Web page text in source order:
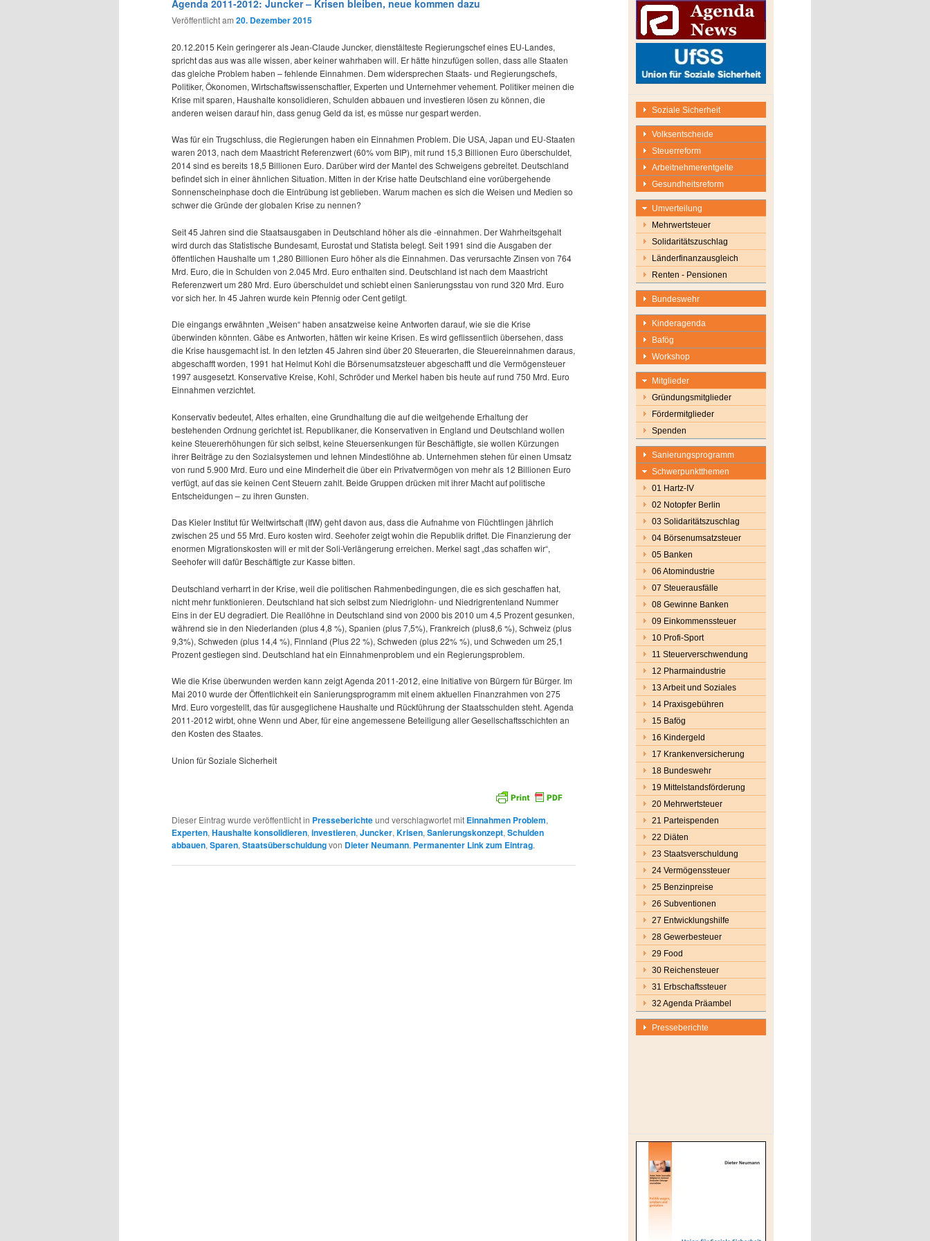
Agenda 2011-2012: Juncker – Krisen bleiben, neue kommen dazu
Veröffentlicht am 20. Dezember 2015
20.12.2015 Kein geringerer als Jean-Claude Juncker, dienstälteste Regierungschef eines EU-Landes,
spricht das aus was alle wissen, aber keiner wahrhaben will. Er hätte hinzufügen sollen, dass alle Staaten
das gleiche Problem haben – fehlende Einnahmen. Dem widersprechen Staats- und Regierungschefs,
Politiker, Ökonomen, Wirtschaftswissenschaftler, Experten und Unternehmer vehement. Politiker meinen die
Krise mit sparen, Haushalte konsolidieren, Schulden abbauen und investieren lösen zu können, die
anderen weisen darauf hin, dass genug Geld da ist, es müsse nur gespart werden.
Was für ein Trugschluss, die Regierungen haben ein Einnahmen Problem. Die USA, Japan und EU-Staaten
waren 2013, nach dem Maastricht Referenzwert (60% vom BIP), mit rund 15,3 Billionen Euro überschuldet,
2014 sind es bereits 18,5 Billionen Euro. Darüber wird der Mantel des Schweigens gebreitet. Deutschland
befindet sich in einer ähnlichen Situation. Mitten in der Krise hatte Deutschland eine vorübergehende
Sonnenscheinphase doch die Eintrübung ist geblieben. Warum machen es sich die Weisen und Medien so
schwer die Gründe der globalen Krise zu nennen?
Seit 45 Jahren sind die Staatsausgaben in Deutschland höher als die -einnahmen. Der Wahrheitsgehalt
wird durch das Statistische Bundesamt, Eurostat und Statista belegt. Seit 1991 sind die Ausgaben der
öffentlichen Haushalte um 1,280 Billionen Euro höher als die Einnahmen. Das verursachte Zinsen von 764
Mrd. Euro, die in Schulden von 2.045 Mrd. Euro enthalten sind. Deutschland ist nach dem Maastricht
Referenzwert um 280 Mrd. Euro überschuldet und schiebt einen Sanierungsstau von rund 320 Mrd. Euro
vor sich her. In 45 Jahren wurde kein Pfennig oder Cent getilgt.
Die eingangs erwähnten „Weisen“ haben ansatzweise keine Antworten darauf, wie sie die Krise
überwinden könnten. Gäbe es Antworten, hätten wir keine Krisen. Es wird geflissentlich übersehen, dass
die Krise hausgemacht ist. In den letzten 45 Jahren sind über 20 Steuerarten, die Steuereinnahmen daraus,
abgeschafft worden, 1991 hat Helmut Kohl die Börsenumsatzsteuer abgeschafft und die Vermögensteuer
1997 ausgesetzt. Konservative Kreise, Kohl, Schröder und Merkel haben bis heute auf rund 750 Mrd. Euro
Einnahmen verzichtet.
Konservativ bedeutet, Altes erhalten, eine Grundhaltung die auf die weitgehende Erhaltung der
bestehenden Ordnung gerichtet ist. Republikaner, die Konservativen in England und Deutschland wollen
keine Steuererhöhungen für sich selbst, keine Steuersenkungen für Beschäftigte, sie wollen Kürzungen
ihrer Beiträge zu den Sozialsystemen und lehnen Mindestlöhne ab. Unternehmen stehen für einen Umsatz
von rund 5.900 Mrd. Euro und eine Minderheit die über ein Privatvermögen von mehr als 12 Billionen Euro
verfügt, auf das sie keinen Cent Steuern zahlt. Beide Gruppen drücken mit ihrer Macht auf politische
Entscheidungen – zu ihren Gunsten.
Das Kieler Institut für Weltwirtschaft (IfW) geht davon aus, dass die Aufnahme von Flüchtlingen jährlich
zwischen 25 und 55 Mrd. Euro kosten wird. Seehofer zeigt wohin die Republik driftet. Die Finanzierung der
enormen Migrationskosten will er mit der Soli-Verlängerung erreichen. Merkel sagt „das schaffen wir“,
Seehofer will dafür Beschäftigte zur Kasse bitten.
Deutschland verharrt in der Krise, weil die politischen Rahmenbedingungen, die es sich geschaffen hat,
nicht mehr funktionieren. Deutschland hat sich selbst zum Niedriglohn- und Niedrigrentenland Nummer
Eins in der EU degradiert. Die Reallöhne in Deutschland sind von 2000 bis 2010 um 4,5 Prozent gesunken,
während sie in den Niederlanden (plus 4,8 %), Spanien (plus 7,5%), Frankreich (plus8,6 %), Schweiz (plus
9,3%), Schweden (plus 14,4 %), Finnland (Plus 22 %), Schweden (plus 22% %), und Schweden um 25,1
Prozent gestiegen sind. Deutschland hat ein Einnahmenproblem und ein Regierungsproblem.
Wie die Krise überwunden werden kann zeigt Agenda 2011-2012, eine Initiative von Bürgern für Bürger. Im
Mai 2010 wurde der Öffentlichkeit ein Sanierungsprogramm mit einem aktuellen Finanzrahmen von 275
Mrd. Euro vorgestellt, das für ausgeglichene Haushalte und Rückführung der Staatsschulden steht. Agenda
2011-2012 wirbt, ohne Wenn und Aber, für eine angemessene Beteiligung aller Gesellschaftsschichten an
den Kosten des Staates.
Union für Soziale Sicherheit
Dieser Eintrag wurde veröffentlicht in Presseberichteund verschlagwortet mit Einnahmen Problem,
Experten,Haushalte konsolidieren,investieren,Juncker,Krisen,Sanierungskonzept,Schulden
abbauen,Sparen,Staatsüberschuldungvon Dieter Neumann. Permanenter Link zum Eintrag.
Soziale Sicherheit
Volksentscheide
Steuerreform
Arbeitnehmerentgelte
Gesundheitsreform
Umverteilung
Mehrwertsteuer
Solidaritätszuschlag
Länderfinanzausgleich
Renten - Pensionen
Bundeswehr
Kinderagenda
Bafög
Workshop
Mitglieder
Gründungsmitglieder
Fördermitglieder
Spenden
Sanierungsprogramm
Schwerpunktthemen
01 Hartz-IV
02 Notopfer Berlin
03 Solidaritätszuschlag
04 Börsenumsatzsteuer
05 Banken
06 Atomindustrie
07 Steuerausfälle
08 Gewinne Banken
09 Einkommenssteuer
10 Profi-Sport
11 Steuerverschwendung
12 Pharmaindustrie
13 Arbeit und Soziales
14 Praxisgebühren
15 Bafög
16 Kindergeld
17 Krankenversicherung
18 Bundeswehr
19 Mittelstandsförderung
20 Mehrwertsteuer
21 Parteispenden
22 Diäten
23 Staatsverschuldung
24 Vermögenssteuer
25 Benzinpreise
26 Subventionen
27 Entwicklungshilfe
28 Gewerbesteuer
29 Food
30 Reichensteuer
31 Erbschaftssteuer
32 Agenda Präambel
Presseberichte